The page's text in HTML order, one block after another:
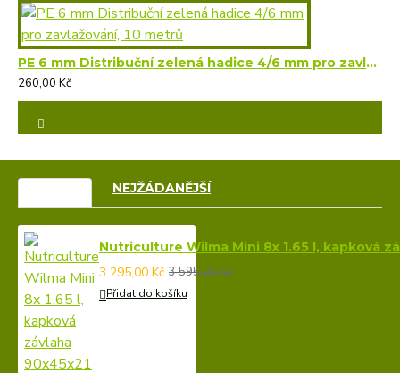
PE 6 mm Distribuční zelená hadice 4/6 mm pro zavlažování, 10 metrů
260,00 Kč
NEJŽÁDANĚJŠÍ
Nutriculture Wilma Mini 8x 1.65 l, kapková
3 295,00 Kč 3 595,00 Kč
Přidat do košíku